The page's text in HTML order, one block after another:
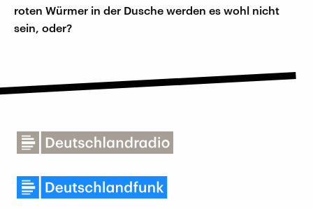
roten Würmer in der Dusche werden es wohl nicht
sein, oder?